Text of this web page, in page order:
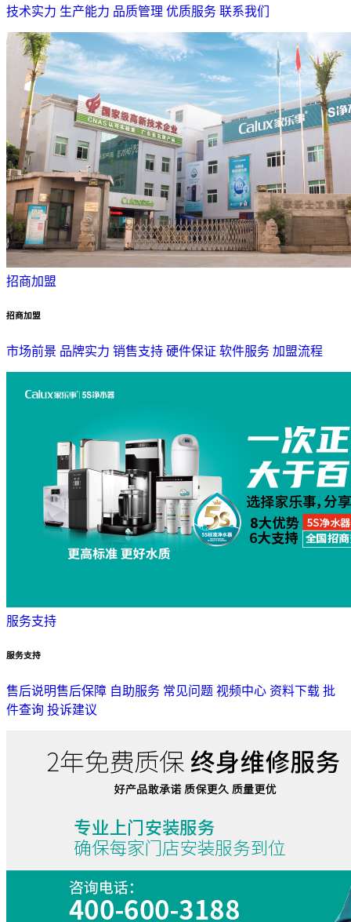
技术实力 生产能力 品质管理 优质服务 联系我们
招商加盟
招商加盟
市场前景 品牌实力 销售支持 硬件保证 软件服务 加盟流程
服务支持
服务支持
售后说明售后保障 自助服务 常见问题 视频中心 资料下载 批
件查询 投诉建议